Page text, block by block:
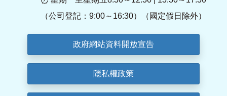
（公司登記：9:00～16:30）（國定假日除外）
政府網站資料開放宣告
隱私權政策